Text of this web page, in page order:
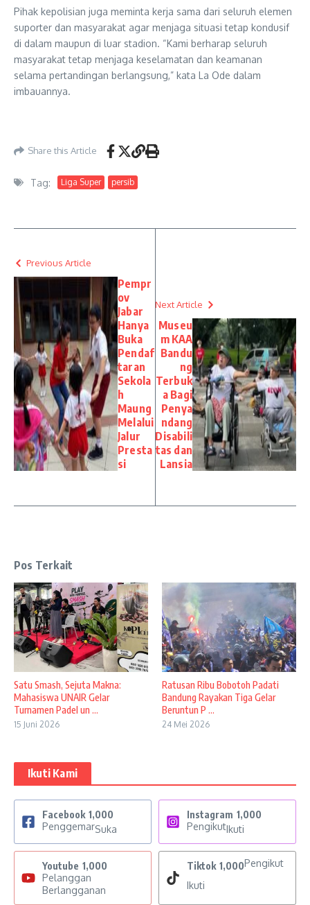
Pihak kepolisian juga meminta kerja sama dari seluruh elemen
suporter dan masyarakat agar menjaga situasi tetap kondusif
di dalam maupun di luar stadion. “Kami berharap seluruh
masyarakat tetap menjaga keselamatan dan keamanan
selama pertandingan berlangsung,” kata La Ode dalam
imbauannya.
Share this Article
Tag: Liga Super persib
Previous Article
Pempr
ov
Jabar
Hanya
Buka
Pendaf
taran
Sekola
h
Maung
Melalui
Jalur
Presta
si
Next Article
Museu
m KAA
Bandu
ng
Terbuk
a Bagi
Penya
ndang
Disabili
tas dan
Lansia
Pos Terkait
Satu Smash, Sejuta Makna:
Mahasiswa UNAIR Gelar
Turnamen Padel un ...
15 Juni 2026
Ratusan Ribu Bobotoh Padati
Bandung Rayakan Tiga Gelar
Beruntun P ...
24 Mei 2026
Ikuti Kami
Facebook 1,000
PenggemarSuka
Instagram 1,000
PengikutIkuti
Youtube 1,000
Pelanggan
Berlangganan
Tiktok 1,000Pengikut
Ikuti